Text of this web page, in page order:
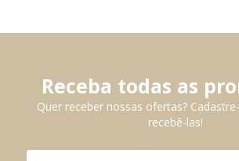
Receba todas as
Quer receber nossas ofertas?
recebê-las!